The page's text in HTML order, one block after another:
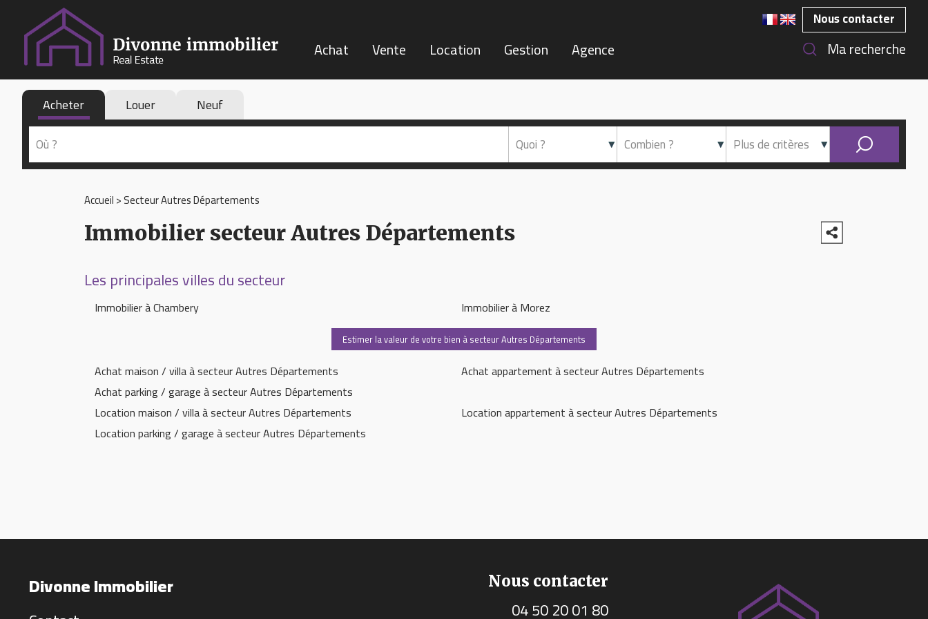
Ma recherche
Nous contacter
Achat Vente Location Gestion Agence
Acheter Louer Neuf
Accueil>Secteur Autres Départements
Immobilier secteur Autres Départements
Les principales villes du secteur
Immobilier à Chambery Immobilier à Morez
Estimer la valeur de votre bien à secteur Autres Départements
Achat maison / villa à secteur Autres Départements
Achat appartement à secteur Autres Départements
Achat parking / garage à secteur Autres Départements
Location maison / villa à secteur Autres Départements
Location appartement à secteur Autres Départements
Location parking / garage à secteur Autres Départements
Divonne Immobilier Nous contacter
04 50 20 01 80